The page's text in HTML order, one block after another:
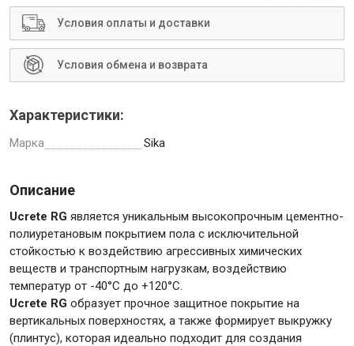
Условия оплаты и доставки
Условия обмена и возврата
Характеристики:
Марка Sika
Описание
Ucrete RG является уникальным высокопрочным цементно-
полиуретановым покрытием пола с исключительной
стойкостью к воздействию агрессивных химических
веществ и транспортным нагрузкам, воздействию
температур от -40°С до +120°C.
Ucrete RG образует прочное защитное покрытие на
вертикальных поверхностях, а также формирует выкружку
(плинтус), которая идеально подходит для создания
Инструменты
Малярный инструмент
Ещё 2
Сантехника